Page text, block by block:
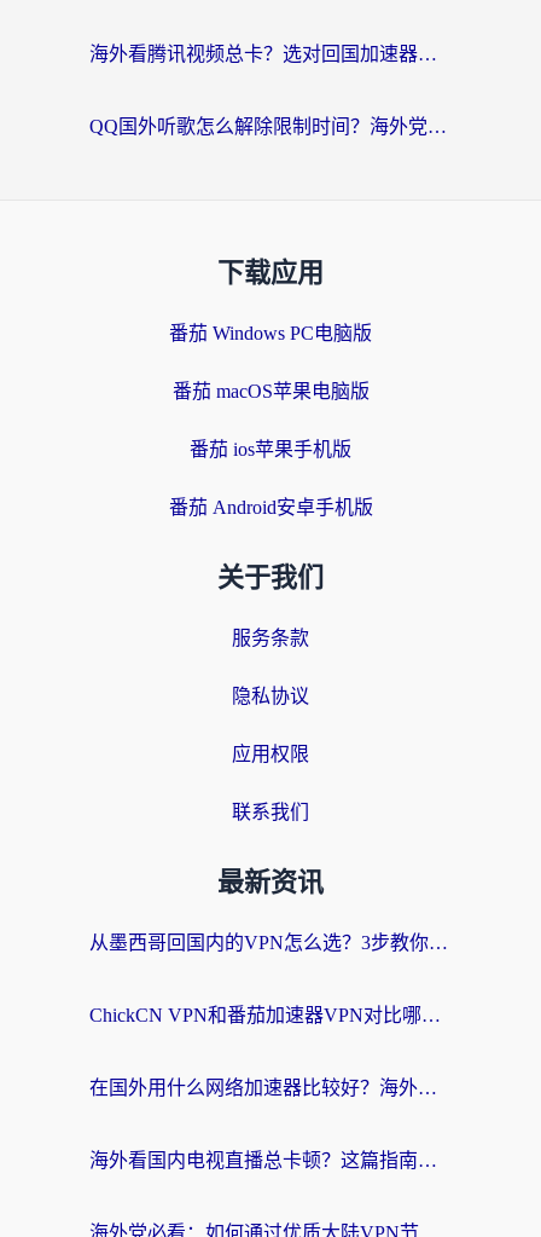
海外看腾讯视频总卡？选对回国加速器，还能解决英国1号店定位+欧洲杯CCTV5直播问题
QQ国外听歌怎么解除限制时间？海外党亲测有效的回国加速方案
下载应用
番茄 Windows PC电脑版
番茄 macOS苹果电脑版
番茄 ios苹果手机版
番茄 Android安卓手机版
关于我们
服务条款
隐私协议
应用权限
联系我们
最新资讯
从墨西哥回国内的VPN怎么选？3步教你无缝刷剧、玩国服游戏
ChickCN VPN和番茄加速器VPN对比哪个回国效果更好？海外党亲测后的真实答案
在国外用什么网络加速器比较好？海外党亲测：从痛点到解决方案的全攻略
海外看国内电视直播总卡顿？这篇指南教你选对回国加速器，无缝追剧不发愁